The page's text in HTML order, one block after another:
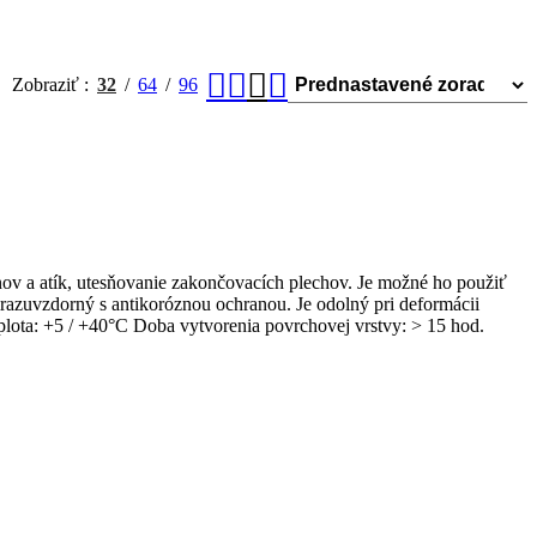
Zobraziť 32 64 96
a atík, utesňovanie zakončovacích plechov. Je možné ho použiť
s antikoróznou ochranou. Je odolný pri deformácii
+5 / +40°C Doba vytvorenia povrchovej vrstvy: > 15 hod.